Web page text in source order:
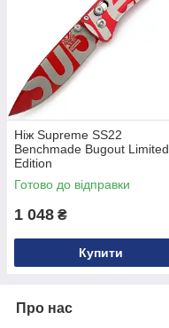
Ніж Supreme SS22
Benchmade Bugout Limited
Edition
Готово до відправки
1 048 ₴
Купити
Про нас